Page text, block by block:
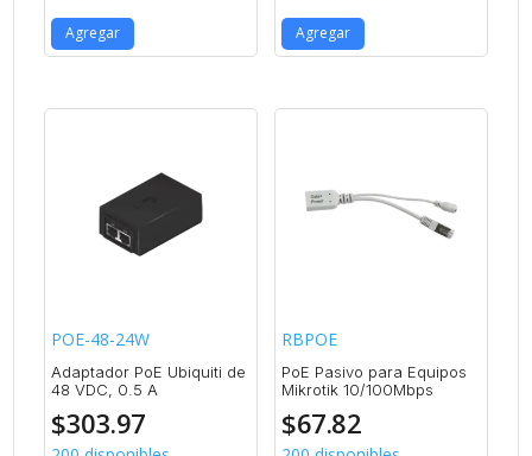
Agregar Agregar
POE-48-24W
Adaptador PoE Ubiquiti de
48 VDC, 0.5 A
$303.97
RBPOE
PoE Pasivo para Equipos
Mikrotik 10/100Mbps
$67.82